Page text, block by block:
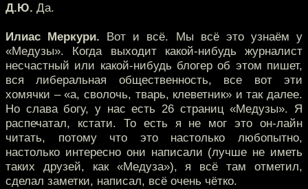
Д.Ю. Да.
Илиас Меркури. Вот и всё. Мы всё это узнаём у
«Медузы». Когда выходит какой-нибудь журналист
несчастный или какой-нибудь блогер об этом пишет,
вся либеральная общественность, все вот эти
хомячки – «а, сволочь, тварь, клеветник» и так далее.
Но слава богу, у нас есть 26 страниц «Медузы». Я
распечатал, кстати. То есть я не мог это он-лайн
читать, потому что это настолько любопытно,
настолько интересно они написали (лучше не иметь
таких друзей, как «Медуза»), я всё там отметил,
сделал заметки, написал, всё очень чётко.